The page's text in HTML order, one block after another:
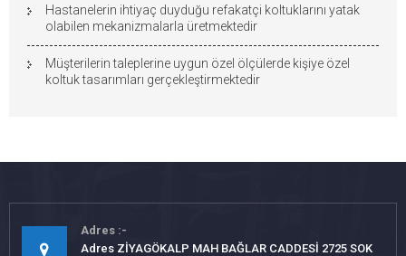
Hastanelerin ihtiyaç duyduğu refakatçi koltuklarını yatak
olabilen mekanizmalarla üretmektedir
Müşterilerin taleplerine uygun özel ölçülerde kişiye özel
koltuk tasarımları gerçekleştirmektedir
Adres
Adres ZİYAGÖKALP MAH BAĞLAR CADDESİ 2725 SOK